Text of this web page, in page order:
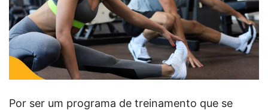
Por ser um programa de treinamento que se